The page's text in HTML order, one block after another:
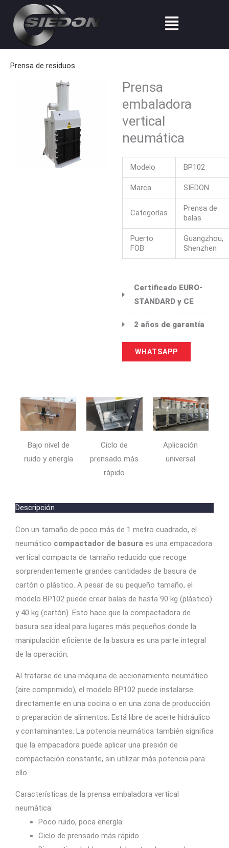
contenido
Menú
Prensa de residuos
Prensa
embaladora
vertical
neumática
Modelo BP102
Marca SIEDON
Categorías
Prensa de
balas
Puerto
FOB
Guangzhou,
Shenzhen
Certificado EURO-
STANDARD y CE
2 años de garantía
WHATSAPP
Bajo nivel de
ruido y energía
Ciclo de
prensado más
rápido
Aplicación
universal
Descripción
Con un tamaño de poco más de 1 metro cuadrado, el
neumático compactador de basura es una empacadora
vertical compacta de tamaño reducido que recoge
sorprendentemente grandes cantidades de basura de
cartón o plástico. A pesar de su pequeño tamaño, el
modelo BP102 puede crear balas de hasta 90 kg (plástico)
y 40 kg (cartón). Esto hace que la compactadora de
basura sea ideal para lugares más pequeños donde la
manipulación eficiente de la basura es una parte integral
de la operación.
Al tratarse de una máquina de accionamiento neumático
(aire comprimido), el modelo BP102 puede instalarse
directamente en una cocina o en una zona de producción
o preparación de alimentos. Está libre de aceite hidráulico
y contaminantes. La potencia neumática también significa
que la empacadora puede aplicar una presión de
compactación constante, sin utilizar más potencia para
ello.
Características de la prensa embaladora vertical
neumática:
Poco ruido, poca energía
Ciclo de prensado más rápido